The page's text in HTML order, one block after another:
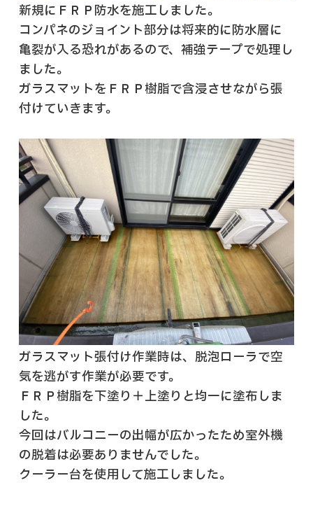
新規にＦＲＰ防水を施工しました。
コンパネのジョイント部分は将来的に防水層に
亀裂が入る恐れがあるので、補強テープで処理し
ました。
ガラスマットをＦＲＰ樹脂で含浸させながら張
付けていきます。
ガラスマット張付け作業時は、脱泡ローラで空
気を逃がす作業が必要です。
ＦＲＰ樹脂を下塗り＋上塗りと均一に塗布しま
した。
今回はバルコニーの出幅が広かったため室外機
の脱着は必要ありませんでした。
クーラー台を使用して施工しました。